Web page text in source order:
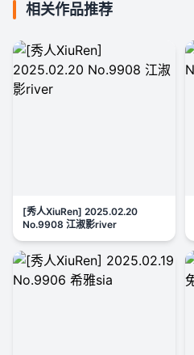
相关作品推荐
[秀人XiuRen] 2025.02.20
No.9908 江淑影river